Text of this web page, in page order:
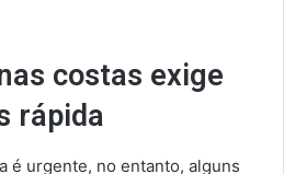
costas exige
rápida
é urgente, no entanto, alguns